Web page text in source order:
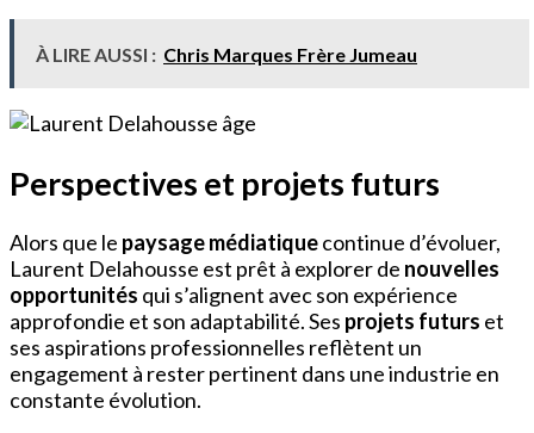
À LIRE AUSSI : Chris Marques Frère Jumeau
Perspectives et projets futurs
Alors que le paysage médiatiquecontinue d’évoluer,
Laurent Delahousse est prêt à explorer de nouvelles
opportunités qui s’alignent avec son expérience
approfondie et son adaptabilité. Ses projets futurs et
ses aspirations professionnelles reflètent un
engagement à rester pertinent dans une industrie en
constante évolution.